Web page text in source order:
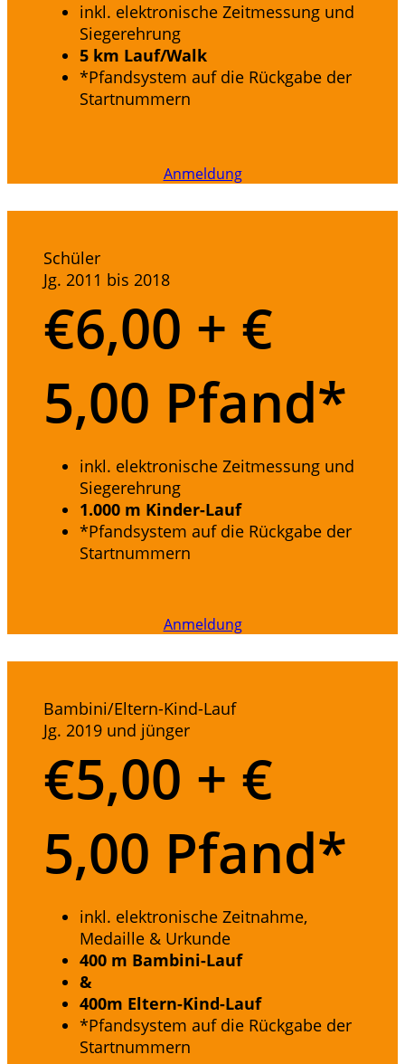
inkl. elektronische Zeitmessung und
Siegerehrung
5 km Lauf/Walk
*Pfandsystem auf die Rückgabe der
Startnummern
Anmeldung
Schüler
Jg. 2011 bis 2018
€6,00 + €
5,00 Pfand*
inkl. elektronische Zeitmessung und
Siegerehrung
1.000 m Kinder-Lauf
*Pfandsystem auf die Rückgabe der
Startnummern
Anmeldung
Bambini/Eltern-Kind-Lauf
Jg. 2019 und jünger
€5,00 + €
5,00 Pfand*
inkl. elektronische Zeitnahme,
Medaille & Urkunde
400 m Bambini-Lauf
&
400m Eltern-Kind-Lauf
*Pfandsystem auf die Rückgabe der
Startnummern